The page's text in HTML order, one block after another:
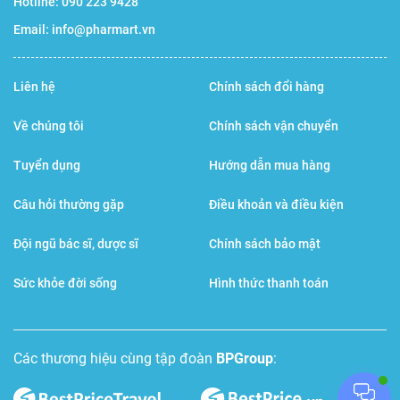
Lycopene & Vitamin E: Là các chất chống oxy
hóa tan trong lipid, chúng liên kết vào lớp màng
hủy và biến dạng), qua đó giữ cho hình thái tinh
trùng bình thường và giảm tỷ lệ dị dạng.
N-acetyl-L-cysteine & Glutathione
tổng hợp Glutathione nội sinh. Tổ hợp này trung
Selenium & Vitamin C : Vitamin C làm giảm gốc
Email: info@pharmart.vn
Liên hệ
Về chúng tôi
Tuyển dụng
Câu hỏi thường gặp
Đội ngũ bác sĩ, dược sĩ
Sức khỏe đời sống
Chính sách đổi hàng
Chính sách vận chuyển
Hướng dẫn mua hàng
Điều khoản và điều kiện
Chính sách bảo mật
Hình thức thanh toán
Các thương hiệu cùng tập đoàn BPGroup: